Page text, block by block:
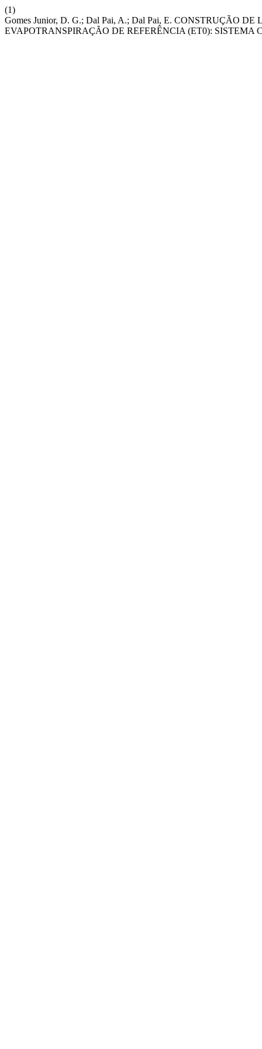
(1)
Gomes Junior, D. G.; Dal Pai, A.; Dal Pai, E. CONSTRUÇÃO
EVAPOTRANSPIRAÇÃO DE REFERÊNCIA (ET0):